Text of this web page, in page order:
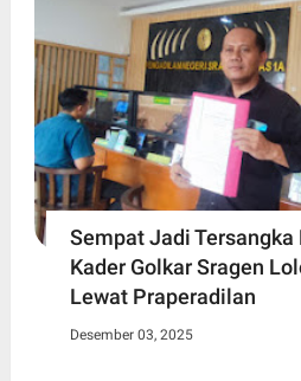
Sempat Jadi Tersangka
Kader Golkar Sragen
Lewat Praperadilan
Desember 03, 2025